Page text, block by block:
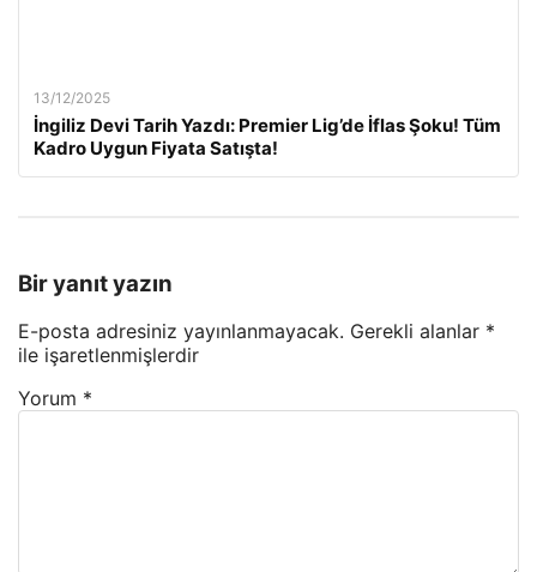
13/12/2025
İngiliz Devi Tarih Yazdı: Premier Lig’de İflas Şoku! Tüm
Kadro Uygun Fiyata Satışta!
Bir yanıt yazın
E-posta adresiniz yayınlanmayacak. Gerekli alanlar *
ile işaretlenmişlerdir
Yorum *